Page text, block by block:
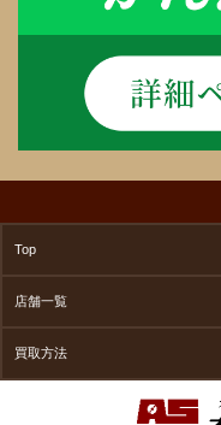
Top
店舗一覧
買取方法